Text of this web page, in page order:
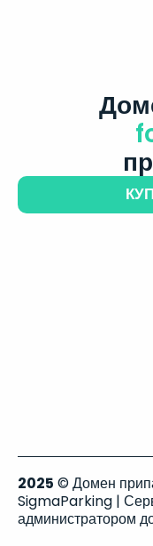
2025 © Домен
SigmaParking |
администратором